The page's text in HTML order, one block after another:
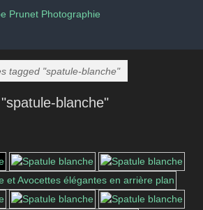
Philippe Prunet
tagged "spatule-blanche"
blanche"